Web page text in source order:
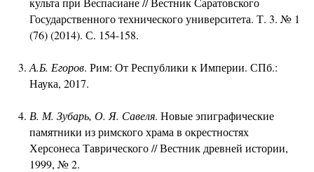
Государственного технического университета. Т. 3. № 1
(76) (2014). С. 154-158.
А.Б. Егоров. Рим: От Республики к Империи. СПб.:
Наука, 2017.
В. М. Зубарь, О. Я. Савеля. Новые эпиграфические
памятники из римского храма в окрестностях
Херсонеса Таврического // Вестник древней истории,
1999, № 2.